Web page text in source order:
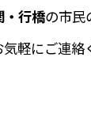
・行橋の市民
軽にご連絡